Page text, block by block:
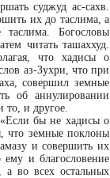
суджуд ас-сахв.
их до таслима, а
Богословы
читать ташаххуд.
что хадисы о
аз-Зухри, что при
совершил земные
об аннулировании
то, и другое.
бы не хадисы о
что земные поклоны
и совершить их
и благословение
а во всех остальных